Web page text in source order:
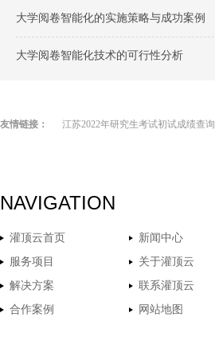
大学阅卷智能化的实施策略与成功案例
大学阅卷智能化技术的可行性分析
友情链接： 江苏2022年研究生考试初试成绩查询
NAVIGATION
灌顶云首页
新闻中心
服务项目
关于灌顶云
解决方案
联系灌顶云
合作案例
网站地图